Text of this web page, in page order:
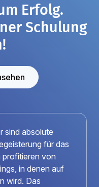
Erfolg.
Schulung
sind absolute
für das
profitieren von
in denen auf
wird. Das